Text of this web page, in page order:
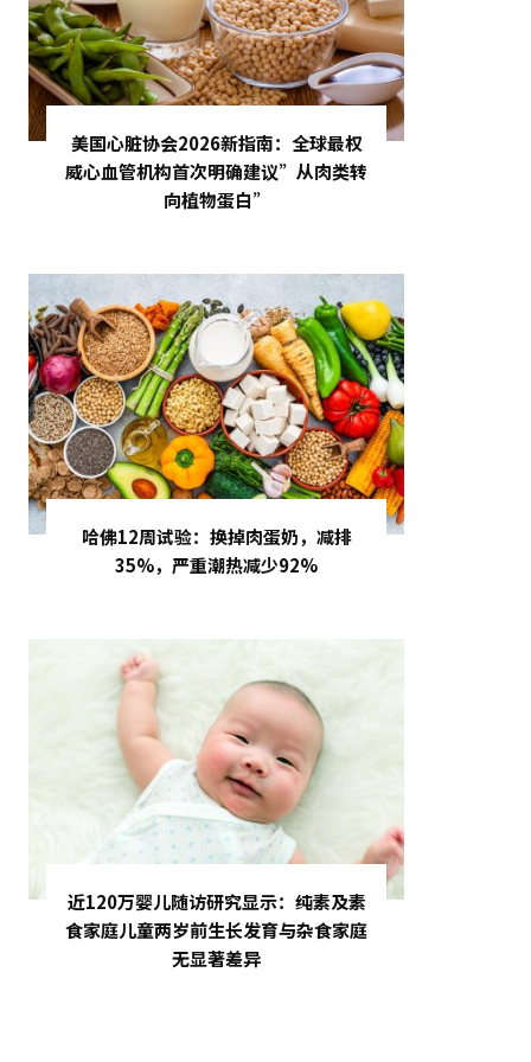
美国心脏协会2026新指南：全球最权
威心血管机构首次明确建议”从肉类转
向植物蛋白”
哈佛12周试验：换掉肉蛋奶，减排
35%，严重潮热减少92%
近120万婴儿随访研究显示：纯素及素
食家庭儿童两岁前生长发育与杂食家庭
无显著差异